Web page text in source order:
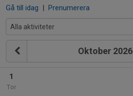
Gå till idag | Prenumerera
Oktober 2026
1
Tor